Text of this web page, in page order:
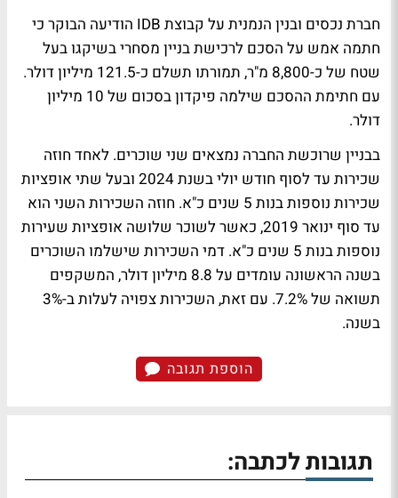
חברת נכסים ובנין הנמנית על קבוצת IDB הודיעה הבוקר כי
חתמה אמש על הסכם לרכישת בניין מסחרי בשיקגו בעל
שטח של כ-8,800 מ"ר, תמורתו תשלם כ-121.5 מיליון דולר.
עם חתימת ההסכם שילמה פיקדון בסכום של 10 מיליון
דולר.
בבניין שרוכשת החברה נמצאים שני שוכרים. לאחד חוזה
שכירות עד לסוף חודש יולי בשנת 2024 ובעל שתי אופציות
שכירות נוספות בנות 5 שנים כ"א. חוזה השכירות השני הוא
עד סוף ינואר 2019, כאשר לשוכר שלושה אופציות שעירות
נוספות בנות 5 שנים כ"א. דמי השכירות שישלמו השוכרים
בשנה הראשונה עומדים על 8.8 מיליון דולר, המשקפים
תשואה של 7.2%. עם זאת, השכירות צפויה לעלות ב-3%
בשנה.
הוספת תגובה
תגובות לכתבה: